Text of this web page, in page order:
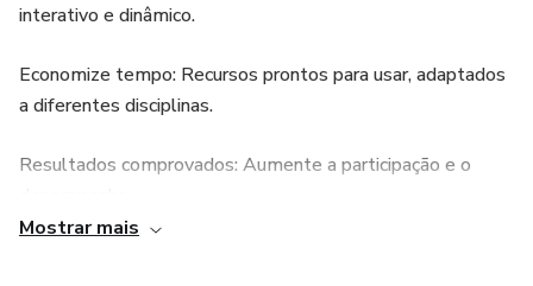
interativo e dinâmico.
Economize tempo: Recursos prontos para usar, adaptados
a diferentes disciplinas.
Resultados comprovados: Aumente a participação e o
Mostrar mais